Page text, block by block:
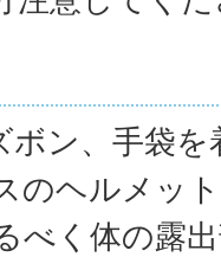
ン、手袋
のヘルメッ
べく体の露